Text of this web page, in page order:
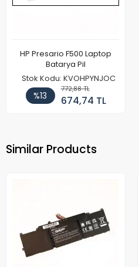
HP Presario F500 Laptop
Batarya Pil
Stok Kodu: KVOHPYNJOC
%13
772,88 TL
674,74 TL
Similar Products